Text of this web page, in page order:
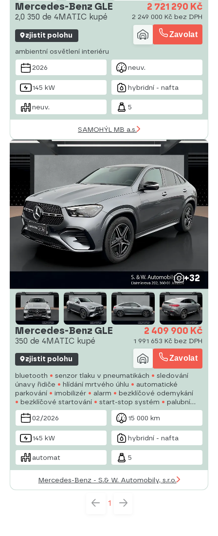
Mercedes-Benz GLE
2,0 350 de 4MATIC kupé
2 721 290 Kč
2 249 000 Kč bez DPH
zjistit polohu Zavolat
ambientní osvětlení interiéru
2026 neuv.
145 kW hybridní - nafta
neuv. 5
SAMOHÝL MB a.s.
+32
Mercedes-Benz GLE
350 de 4MATIC kupé
2 409 900 Kč
1 991 653 Kč bez DPH
zjistit polohu Zavolat
bluetooth senzor tlaku v pneumatikách
sledování
únavy řidiče
hlídání mrtvého úhlu
automatické
parkování
imobilizér alarm
bezklíčové odemykání
bezklíčové startování
start-stop systém
palubní
počítač
digitální příjem rádia (DAB) USB
satelitní
navigace
digitální přístrojový štít
02/2026 15 000 km
145 kW hybridní - nafta
automat 5
Mercedes-Benz - S.& W. Automobily, s.r.o.
1